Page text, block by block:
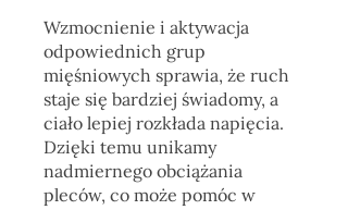
Wzmocnienie i aktywacja
odpowiednich grup
mięśniowych sprawia, że ruch
staje się bardziej świadomy, a
ciało lepiej rozkłada napięcia.
Dzięki temu unikamy
nadmiernego obciążania
pleców, co może pomóc w